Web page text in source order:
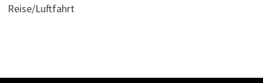
Reise/Luftfahrt